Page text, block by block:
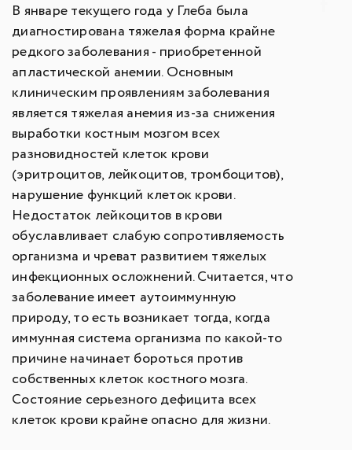
В январе текущего года у Глеба была
диагностирована тяжелая форма крайне
редкого заболевания - приобретенной
апластической анемии. Основным
клиническим проявлениям заболевания
является тяжелая анемия из-за снижения
выработки костным мозгом всех
разновидностей клеток крови
(эритроцитов, лейкоцитов, тромбоцитов),
нарушение функций клеток крови.
Недостаток лейкоцитов в крови
обуславливает слабую сопротивляемость
организма и чреват развитием тяжелых
инфекционных осложнений. Считается, что
заболевание имеет аутоиммунную
природу, то есть возникает тогда, когда
иммунная система организма по какой-то
причине начинает бороться против
собственных клеток костного мозга.
Состояние серьезного дефицита всех
клеток крови крайне опасно для жизни.